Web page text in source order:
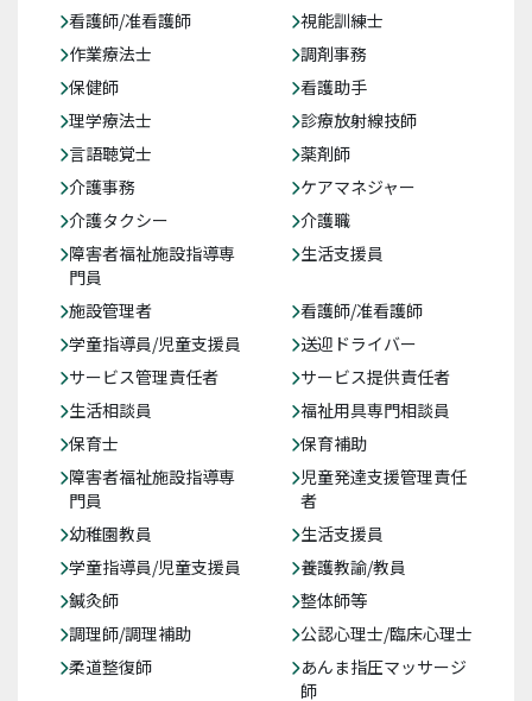
看護師/准看護師
視能訓練士
作業療法士
調剤事務
保健師
看護助手
理学療法士
診療放射線技師
言語聴覚士
薬剤師
介護事務
ケアマネジャー
介護タクシー
介護職
障害者福祉施設指導専
門員
生活支援員
施設管理者
看護師/准看護師
学童指導員/児童支援員
送迎ドライバー
サービス管理責任者
サービス提供責任者
生活相談員
福祉用具専門相談員
保育士
保育補助
障害者福祉施設指導専
門員
児童発達支援管理責任
者
幼稚園教員
生活支援員
学童指導員/児童支援員
養護教諭/教員
鍼灸師
整体師等
調理師/調理補助
公認心理士/臨床心理士
柔道整復師
あんま指圧マッサージ
師